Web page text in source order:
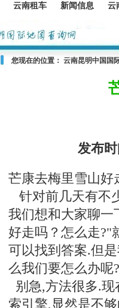
云南租车 新闻信息 云
您现在的位置： 云南昆明中国国
发布
芒康去梅里雪山好
针对前几天有不
我们想和大家聊一
好走吗？怎么走?"
可以找到答案.但
么我们要怎么办呢?
别急,方法很多.
索引擎,显然是不